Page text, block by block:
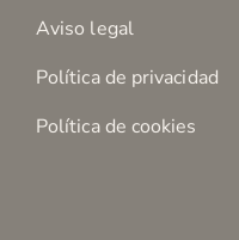
Condiciones de Compra
Formas de Pago
Aviso legal
Política de privacidad
Política de cookies